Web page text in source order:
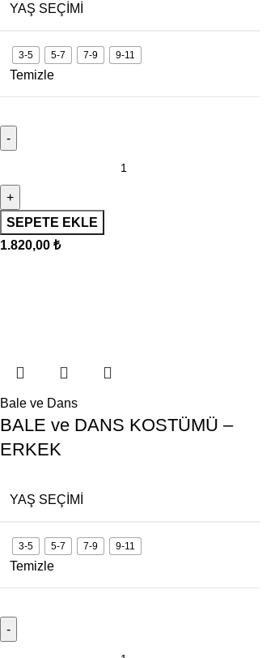
YAŞ SEÇIMI
3-5 5-7 7-9 9-11
Temizle
SEPETE EKLE
1.820,00 ₺
Bale ve Dans
BALE ve DANS KOSTÜMÜ –
ERKEK
YAŞ SEÇIMI
3-5 5-7 7-9 9-11
Temizle